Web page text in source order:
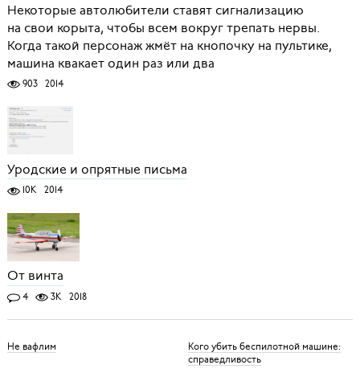
Некоторые автолюбители ставят сигнализацию
на свои корыта, чтобы всем вокруг трепать нервы.
Когда такой персонаж жмёт на кнопочку на пультике,
машина квакает один раз или два
903 2014
Уродские и опрятные письма
10K 2014
От винта
4 3K 2018
Не вафлим
Кого убить беспилотной машине:
справедливость